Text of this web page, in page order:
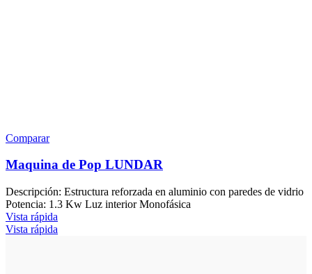
Comparar
Maquina de Pop LUNDAR
Descripción: Estructura reforzada en aluminio con paredes de vidrio
Potencia: 1.3 Kw Luz interior Monofásica
Vista rápida
Vista rápida